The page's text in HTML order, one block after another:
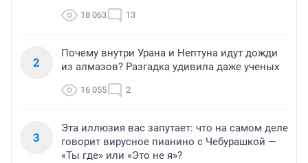
18 063 13
2
Почему внутри Урана и Нептуна идут дожди
из алмазов? Разгадка удивила даже ученых
16 055 2
3
Эта иллюзия вас запутает: что на самом деле
говорит вирусное пианино с Чебурашкой —
«Ты где» или «Это не я»?